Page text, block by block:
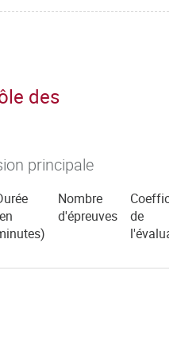
des
principale
Nombre
d'épreuves
de